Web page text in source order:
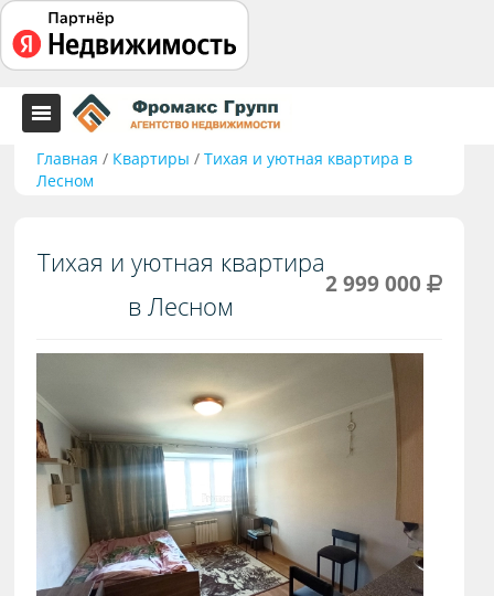
Главная / Квартиры /Тихая и уютная квартира в
Лесном
Тихая и уютная квартира
в Лесном
2 999 000